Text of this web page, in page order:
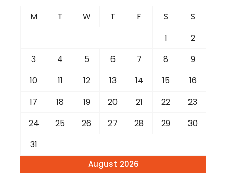
August 2026
M T W T F S
S
1
2
3
4 5 6 7 8
9
10
11 12 13 14 15
16
17
18 19 20 21 22
23
24
25 26 27 28 29
30
31